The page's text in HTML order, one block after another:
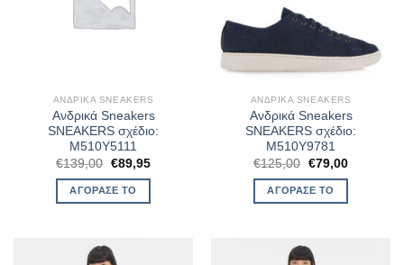
ΑΝΔΡΙΚΆ SNEAKERS
Ανδρικά Sneakers
SNEAKERS σχέδιο:
M510Y5111
€139,00 Original
price
was:
€139,00.
€89,95Η
ΑΓΌΡΑΣΈ ΤΟ
ΑΝΔΡΙΚΆ SNEAKERS
Ανδρικά Sneakers
SNEAKERS σχέδιο:
M510Y9781
€125,00 Original
price
was:
€125,00.
€79,00Η
ΑΓΌΡΑΣΈ ΤΟ